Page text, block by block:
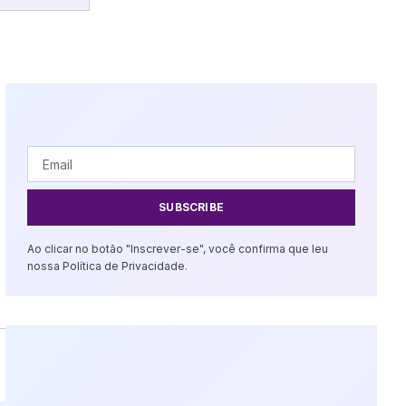
SUBSCRIBE
Ao clicar no botão "Inscrever-se", você confirma que leu
nossa Política de Privacidade.